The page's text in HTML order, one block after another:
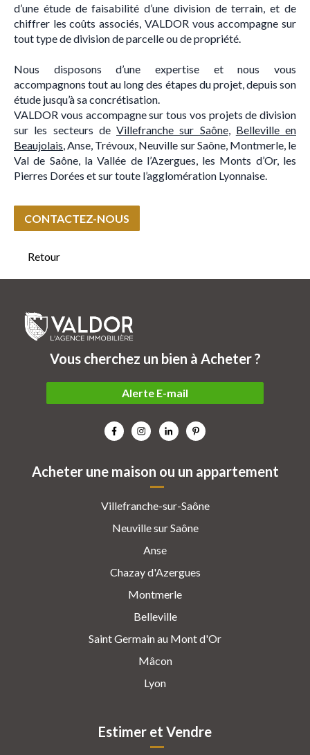
d’une étude de faisabilité d’une division de terrain, et de
chiffrer les coûts associés, VALDOR vous accompagne sur
tout type de division de parcelle ou de propriété.
Nous disposons d’une expertise et nous vous
accompagnons tout au long des étapes du projet, depuis son
étude jusqu’à sa concrétisation.
VALDOR vous accompagne sur tous vos projets de division
sur les secteurs de Villefranche sur Saône, Belleville en
Beaujolais, Anse, Trévoux, Neuville sur Saône, Montmerle, le
Val de Saône, la Vallée de l’Azergues, les Monts d’Or, les
Pierres Dorées et sur toute l’agglomération Lyonnaise.
CONTACTEZ-NOUS
Retour
Acheter une maison ou un appartement
Villefranche-sur-Saône
Neuville sur Saône
Anse
Chazay d'Azergues
Montmerle
Belleville
Saint Germain au Mont d'Or
Mâcon
Lyon
Estimer et Vendre
Vous cherchez un bien à Acheter ?
Alerte E-mail